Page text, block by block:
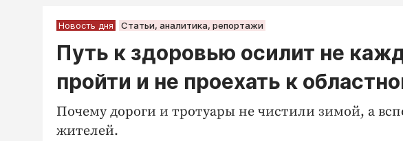
Новость дня Статьи, аналитика, репортажи
Путь к здоровью осилит не
пройти и не проехать к
Почему дороги и тротуары не чистили зимой, а
жителей.